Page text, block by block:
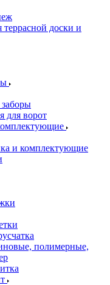
террасной доски и
для ворот
и комплектующие
полимерные,